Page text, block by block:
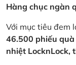
Hàng chục ngàn
Với mục tiêu đem
46.500 phiếu
nhiệt LocknLock,